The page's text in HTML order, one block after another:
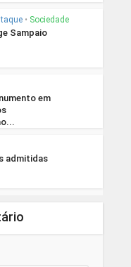
• Sociedade
Sampaio
em
admitidas